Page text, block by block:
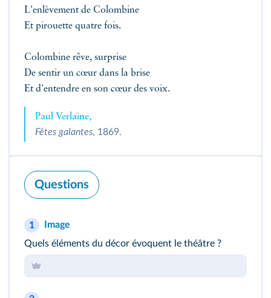
L'enlèvement de Colombine
Et pirouette quatre fois.
Colombine rêve, surprise
De sentir un cœur dans la brise
Et d'entendre en son cœur des voix.
Paul Verlaine,
Fêtes galantes, 1869.
Questions
1
Image
Quels éléments du décor évoquent le théâtre ?